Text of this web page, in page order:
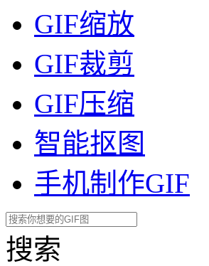
GIF缩放
GIF裁剪
GIF压缩
智能抠图
手机制作GIF
搜索